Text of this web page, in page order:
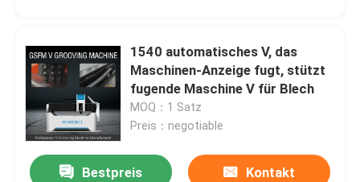
1540 automatisches V, das
Maschinen-Anzeige fugt, stützt
fugende Maschine V für Blech
MOQ：1 Satz
Preis：negotiable
Bestpreis Kontakt